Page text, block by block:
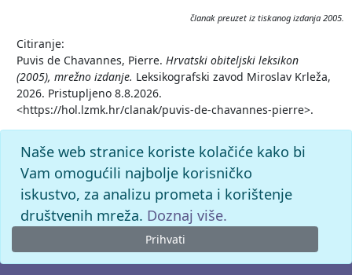
članak preuzet iz tiskanog izdanja 2005.
Citiranje:
Puvis de Chavannes, Pierre. Hrvatski obiteljski leksikon
(2005), mrežno izdanje. Leksikografski zavod Miroslav Krleža,
2026. Pristupljeno 8.8.2026.
<https://hol.lzmk.hr/clanak/puvis-de-chavannes-pierre>.
Naše web stranice koriste kolačiće kako bi
Vam omogućili najbolje korisničko
iskustvo, za analizu prometa i korištenje
društvenih mreža. Doznaj više.
Prihvati
© 2026. -Leksikografski zavodMiroslav Krleža